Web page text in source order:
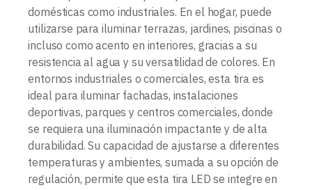
domésticas como industriales. En el hogar, puede
utilizarse para iluminar terrazas, jardines, piscinas o
incluso como acento en interiores, gracias a su
resistencia al agua y su versatilidad de colores. En
entornos industriales o comerciales, esta tira es
ideal para iluminar fachadas, instalaciones
deportivas, parques y centros comerciales, donde
se requiera una iluminación impactante y de alta
durabilidad. Su capacidad de ajustarse a diferentes
temperaturas y ambientes, sumada a su opción de
regulación, permite que esta tira LED se integre en